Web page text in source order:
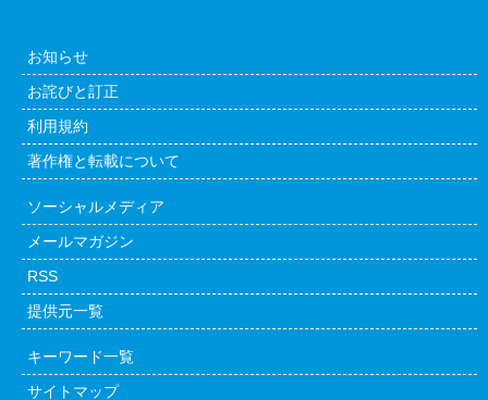
お知らせ
お詫びと訂正
利用規約
著作権と転載について
ソーシャルメディア
メールマガジン
RSS
提供元一覧
キーワード一覧
サイトマップ